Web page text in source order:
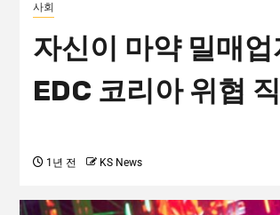
사회
자신이 마약 밀매
EDC 코리아 위협
1년 전 KS News